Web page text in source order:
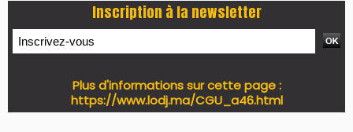
Inscription à la newsletter
Plus d'informations sur cette page :
https://www.lodj.ma/CGU_a46.html